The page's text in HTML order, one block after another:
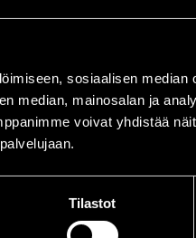
sosiaalisen median
median, mainosalan ja
voivat yhdistää
Tilastot